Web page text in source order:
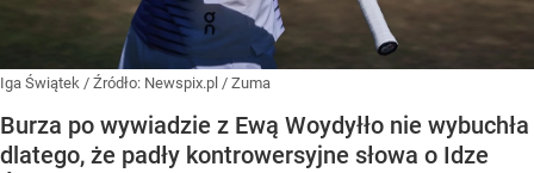
Iga Świątek / Źródło: Newspix.pl / Zuma
Burza po wywiadzie z Ewą Woydyłło nie wybuchła
dlatego, że padły kontrowersyjne słowa o Idze